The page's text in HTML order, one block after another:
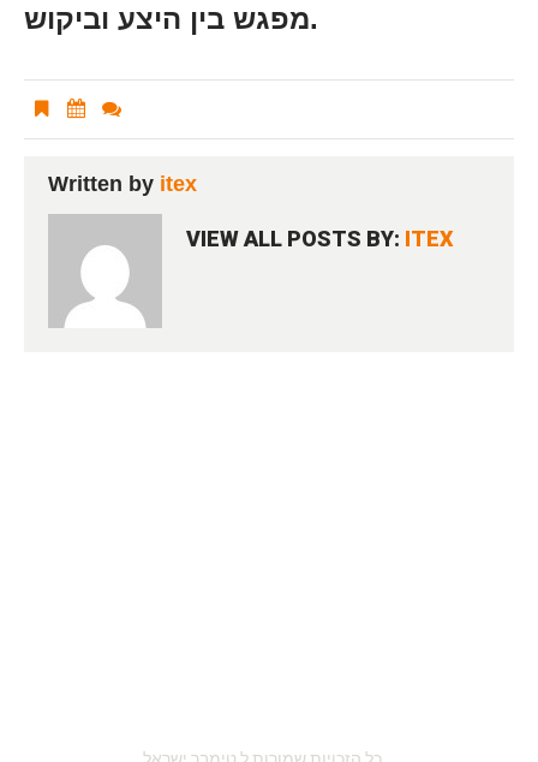
מפגש בין היצע וביקוש.
Written by itex
VIEW ALL POSTS BY: ITEX
כל הזכויות שמורות ל טימבר ישראל